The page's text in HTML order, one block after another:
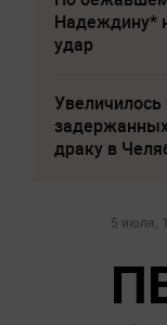
Надеждину*
удар
Увеличилось
драку в
5 июля,